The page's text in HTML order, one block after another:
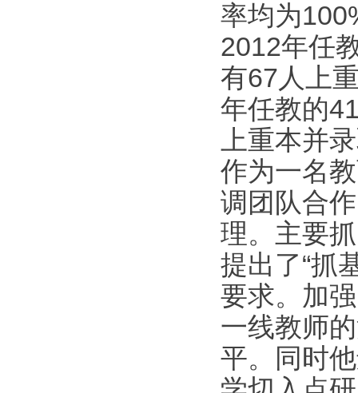
率均为
2012年任
有67人上
年任教的
上重本并
作为一名
调团队合
理。主要抓
提出了“抓
要求。加
一线教师
平。同时